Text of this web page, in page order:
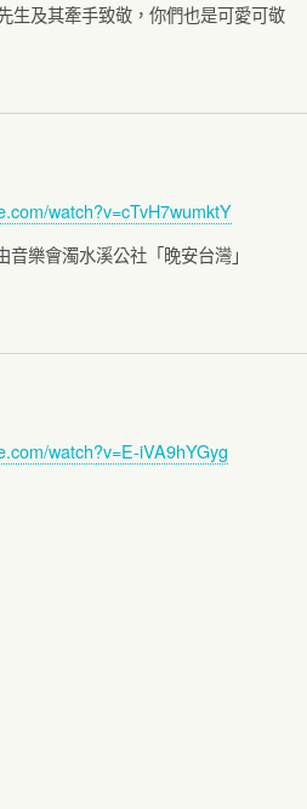
生及其牽手致敬，你們也是可愛可敬
watch?v=cTvH7wumktY
樂會濁水溪公社「晚安台灣」
watch?v=E-iVA9hYGyg